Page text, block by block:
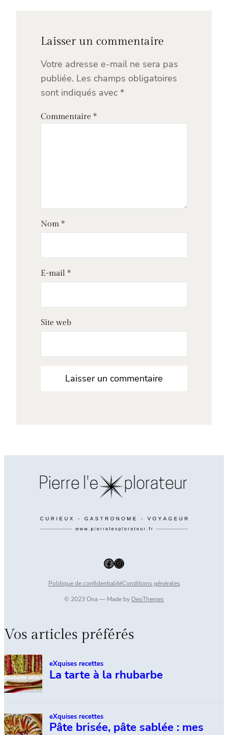
Laisser un commentaire
Votre adresse e-mail ne sera pas
publiée. Les champs obligatoires
sont indiqués avec *
Commentaire *
Nom *
E-mail *
Site web
Facebook Instagram
Politique de confidentialitéConditions générales
© 2023 Ona — Made by DeoThemes
Vos articles préférés